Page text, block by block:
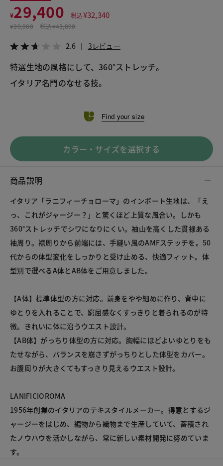
¥29,400 税込¥32,340
¥39,900 税込¥43,890
2.6 3レビュー
特選生地の風格にして、360°ストレッチ。
イタリア名門のなせる技。
Find your size
カラー・サイズを選択する
商品説明
イタリア「ラニフィーチョローマ」のインポート生地は、「え
っ、これがジャージー？」と驚くほど上質な風合い。しかも
360°ストレッチでシワになりにくい。袖山を高くした貫禄ある
袖周り。襟周りから前端には、手縫い風のAMFステッチを。50
代からの体型変化をしっかりと受け止める、快適フィット。体
型別で選べるA体とAB体をご用意しました。
【A体】標準体型の方に対応。前身をやや細めに作り、背中に
ゆとりを入れることで、窮屈感なくすっきりと着られるのが特
徴。きれいに体に沿うウエスト設計。
【AB体】がっちり体型の方に対応。胸幅にほどよいゆとりをも
たせながら、バランスを崩さずがっちりとした体型をカバー。
お腹周りが大きくてもすっきり見えるウエスト設計。
LANIFICIOROMA
1956年創業のイタリアのテキスタイルメーカー。得意とするジ
ャージーをはじめ、編物から織物まで生産していて、蓄積され
たノウハウを活かしながら、常に新しい素材開発に努めていま
す。
LINE X